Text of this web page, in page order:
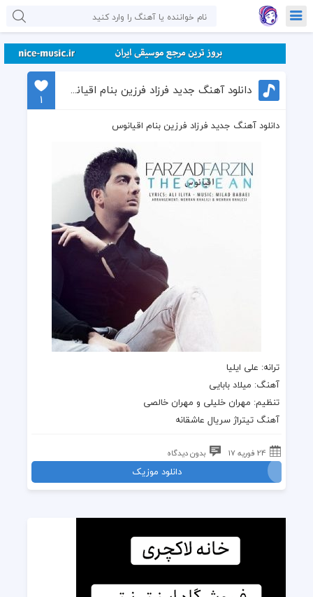
دانلود آهنگ جدید فرزاد فرزین بنام اقیانوس
1
دانلود آهنگ جدید فرزاد فرزین بنام اقیانوس
ترانه: علی ایلیا
آهنگ: میلاد بابایی
تنظیم: مهران خلیلی و مهران خالصی
آهنگ تیتراژ سریال عاشقانه
24 فوریه 17 بدون دیدگاه
دانلود موزیک